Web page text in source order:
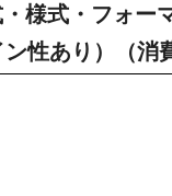
様式・フォー
性あり）（消